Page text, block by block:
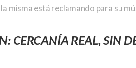
misma está reclamando para su
CERCANÍA REAL, SIN